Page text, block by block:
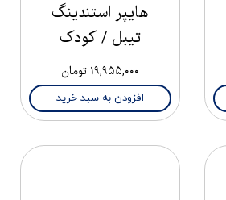
هایپر استندینگ
تیبل / کودک
۱۹,۹۵۵,۰۰۰ تومان
افزودن به سبد خرید